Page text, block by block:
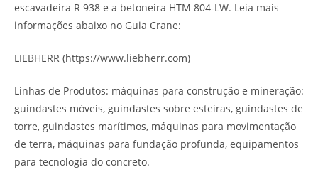
escavadeira R 938 e a betoneira HTM 804-LW. Leia mais
informações abaixo no Guia Crane:
LIEBHERR (https://www.liebherr.com)
Linhas de Produtos: máquinas para construção e mineração:
guindastes móveis, guindastes sobre esteiras, guindastes de
torre, guindastes marítimos, máquinas para movimentação
de terra, máquinas para fundação profunda, equipamentos
para tecnologia do concreto.